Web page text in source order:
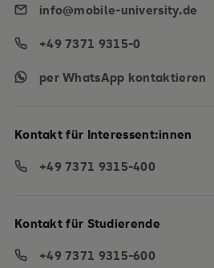
info@mobile-university.de
+49 7371 9315-0
per WhatsApp kontaktieren
Kontakt für Interessent:innen
+49 7371 9315-400
Kontakt für Studierende
+49 7371 9315-600